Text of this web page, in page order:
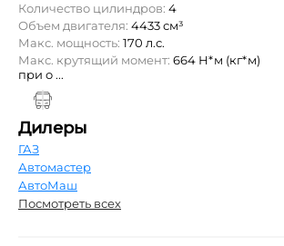
Количество цилиндров: 4
Объем двигателя: 4433 см³
Макс. мощность: 170 л.с.
Макс. крутящий момент: 664 Н*м (кг*м)
при о ...
Дилеры
ГАЗ
Автомастер
АвтоМаш
Посмотреть всех